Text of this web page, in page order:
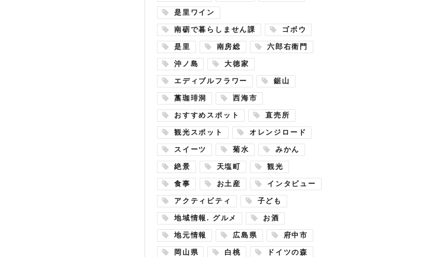
是里ワイン
南砺で暮らしません課 ゴボウ
是里 南房総 六郎右衛門
沖ノ島 大徳家
エディブルフラワー 鋸山
藁珈琲洞 西海市
おすすめスポット 直売所
観光スポット オレンジロード
スイーツ 菊水 みかん
絶景 天塩町 観光
食事 お土産 インタビュー
アクティビティ 子ども
地域情報. グルメ お酒
地元情報 広島県 府中市
岡山県 白桃 ドイツの森